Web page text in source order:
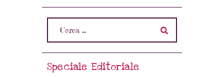
Speciale Editoriale